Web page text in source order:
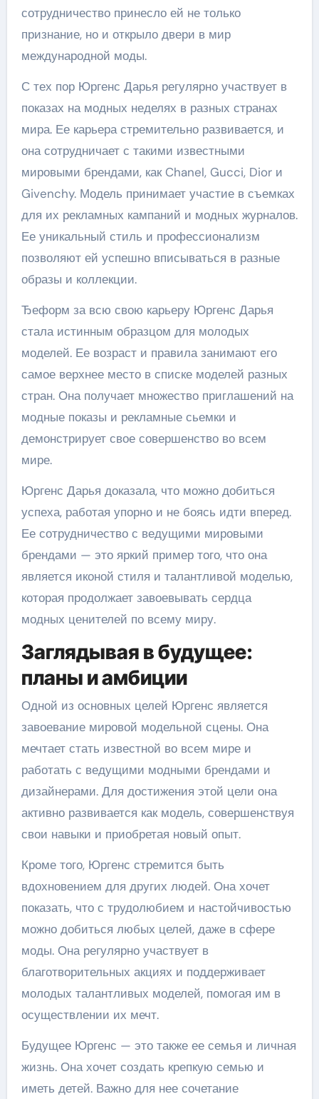
сотрудничество принесло ей не только
признание, но и открыло двери в мир
международной моды.
С тех пор Юргенс Дарья регулярно участвует в
показах на модных неделях в разных странах
мира. Ее карьера стремительно развивается, и
она сотрудничает с такими известными
мировыми брендами, как Chanel, Gucci, Dior и
Givenchy. Модель принимает участие в съемках
для их рекламных кампаний и модных журналов.
Ее уникальный стиль и профессионализм
позволяют ей успешно вписываться в разные
образы и коллекции.
Ђеформ за всю свою карьеру Юргенс Дарья
стала истинным образцом для молодых
моделей. Ее возраст и правила занимают его
самое верхнее место в списке моделей разных
стран. Она получает множество приглашений на
модные показы и рекламные сьемки и
демонстрирует свое совершенство во всем
мире.
Юргенс Дарья доказала, что можно добиться
успеха, работая упорно и не боясь идти вперед.
Ее сотрудничество с ведущими мировыми
брендами — это яркий пример того, что она
является иконой стиля и талантливой моделью,
которая продолжает завоевывать сердца
модных ценителей по всему миру.
Заглядывая в будущее:
планы и амбиции
Одной из основных целей Юргенс является
завоевание мировой модельной сцены. Она
мечтает стать известной во всем мире и
работать с ведущими модными брендами и
дизайнерами. Для достижения этой цели она
активно развивается как модель, совершенствуя
свои навыки и приобретая новый опыт.
Кроме того, Юргенс стремится быть
вдохновением для других людей. Она хочет
показать, что с трудолюбием и настойчивостью
можно добиться любых целей, даже в сфере
моды. Она регулярно участвует в
благотворительных акциях и поддерживает
молодых талантливых моделей, помогая им в
осуществлении их мечт.
Будущее Юргенс — это также ее семья и личная
жизнь. Она хочет создать крепкую семью и
иметь детей. Важно для нее сочетание